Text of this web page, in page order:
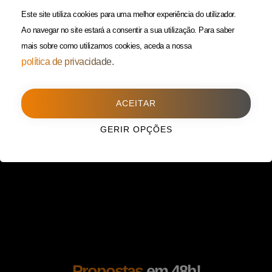
rede fixa)
Porto (Filial)
1588, 2º, sala 304
225 432 051
Política da Privacidade
Este site utiliza cookies para uma melhor experiência do utilizador.
Ao navegar no site estará a consentir a sua utilização. Para saber
mais sobre como utilizamos cookies, aceda a nossa
política de privacidade.
ACEITAR
GERIR OPÇÕES